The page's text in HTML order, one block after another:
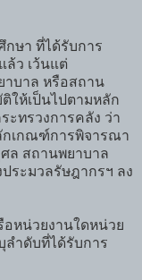
ษา ที่ได้รับการ
ล้ว เว้นแต่
าบาล หรือสถาน
ให้เป็นไปตามหลัก
ะทรวงการคลัง ว่า
กเกณฑ์การพิจารณา
ล สถานพยาบาล
ระมวลรัษฎากรฯ ลง
หน่วยงานใดหน่วย
ลำดับที่ได้รับการ